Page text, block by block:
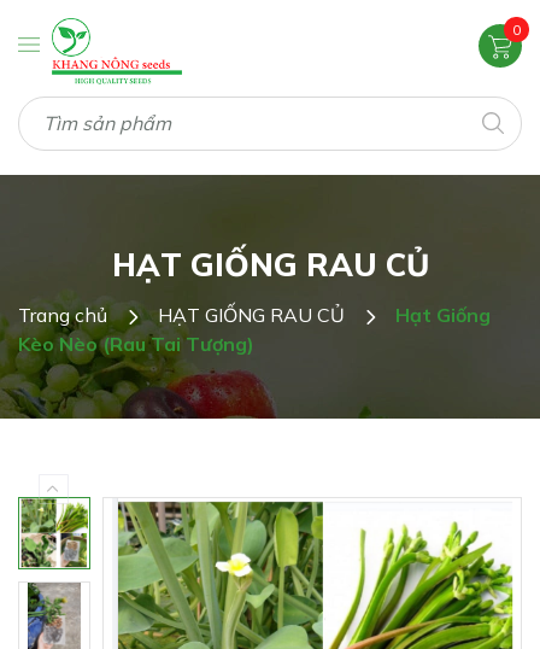
0
HẠT GIỐNG RAU CỦ
Trang chủ HẠT GIỐNG RAU CỦ
Hạt Giống
Kèo Nèo (Rau Tai Tượng)